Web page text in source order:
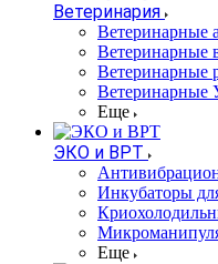
Ветеринария
Ветеринарные
Ветеринарные
Ветеринарные
Ветеринарные
Еще
ЭКО и ВРТ
Инкубаторы
Еще